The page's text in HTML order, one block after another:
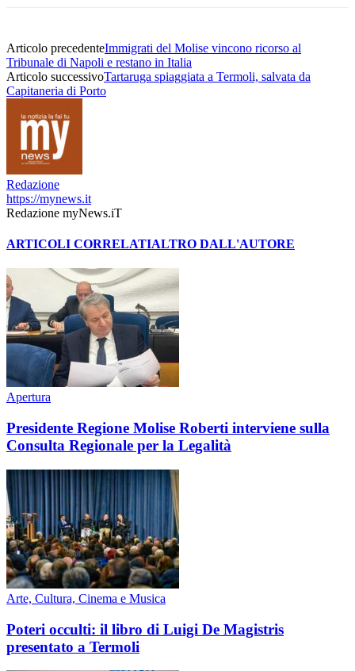
Articolo precedenteImmigrati del Molise vincono ricorso al
Tribunale di Napoli e restano in Italia
Articolo successivoTartaruga spiaggiata a Termoli, salvata da
Capitaneria di Porto
Redazione
https://mynews.it
Redazione myNews.iT
ARTICOLI CORRELATIALTRO DALL'AUTORE
Apertura
Presidente Regione Molise Roberti interviene sulla
Consulta Regionale per la Legalità
Arte, Cultura, Cinema e Musica
Poteri occulti: il libro di Luigi De Magistris
presentato a Termoli